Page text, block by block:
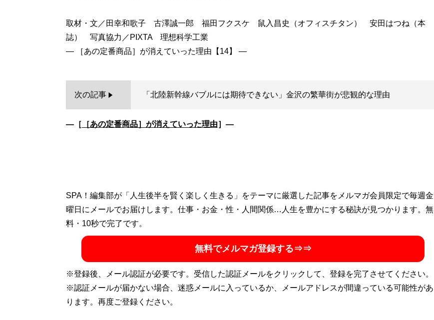
取材・文／田幸和歌子 古澤誠一郎 福田フクスケ 鼠入昌史（オフィスチタン） 安田はつね（本
誌） 写真協力／PIXTA 理想科学工業
― ［あの定番商品］が消えていった理由【14】 ―
次の記事 「北陸新幹線バブルには期待できない」金沢の繁華街が悲観的な理由
―［ ［あの定番商品］が消えていった理由］―
SPA！編集部が「人生後半を賢く楽しく生きる」をテーマに厳選した記事をメルマガ会員限定で毎週金
曜日にメールでお届けします。仕事・お金・性・人間関係…人生を豊かにする秘訣が見つかります。無
料・10秒で完了です。
無料でメルマガ登録する⇒⇒
※登録後、メール認証が必要です。受信した認証メールをクリックして、登録を完了させてください。
※認証メールが届かない場合、迷惑メールに入っているか、メールアドレスが間違っている可能性があ
ります。再度ご登録ください。